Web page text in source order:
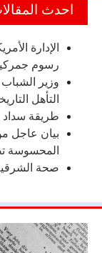
احدث
رسوم
وزير
التأهل
طريقة سداد
بيان عاجل
المحسوسة تصل
صحة